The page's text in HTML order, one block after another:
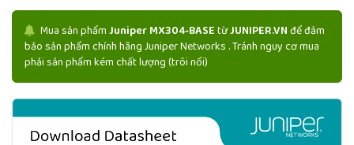
Mua sản phẩmJuniper MX304-BASEtừJUNIPER.VNđể đảm
bảo sản phẩm chính hãng Juniper Networks . Tránh nguy cơ mua
phải sản phẩm kém chất lượng (trôi nổi)